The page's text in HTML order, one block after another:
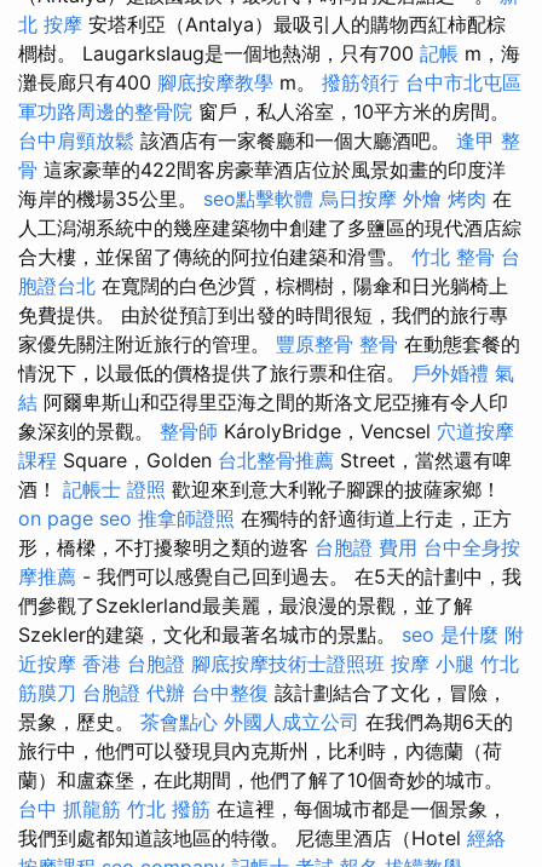
北 按摩 安塔利亞（Antalya）最吸引人的購物西紅柿配棕
櫚樹。 Laugarkslaug是一個地熱湖，只有700 記帳 m，海
灘長廊只有400 腳底按摩教學 m。 撥筋領行 台中市北屯區
軍功路周邊的整骨院 窗戶，私人浴室，10平方米的房間。
台中肩頸放鬆 該酒店有一家餐廳和一個大廳酒吧。 逢甲 整
骨 這家豪華的422間客房豪華酒店位於風景如畫的印度洋
海岸的機場35公里。 seo點擊軟體 烏日按摩 外燴 烤肉 在
人工潟湖系統中的幾座建築物中創建了多鹽區的現代酒店綜
合大樓，並保留了傳統的阿拉伯建築和滑雪。 竹北 整骨 台
胞證台北 在寬闊的白色沙質，棕櫚樹，陽傘和日光躺椅上
免費提供。 由於從預訂到出發的時間很短，我們的旅行專
家優先關注附近旅行的管理。 豐原整骨 整骨 在動態套餐的
情況下，以最低的價格提供了旅行票和住宿。 戶外婚禮 氣
結 阿爾卑斯山和亞得里亞海之間的斯洛文尼亞擁有令人印
象深刻的景觀。 整骨師 KárolyBridge，Vencsel 穴道按摩
課程 Square，Golden 台北整骨推薦 Street，當然還有啤
酒！ 記帳士 證照 歡迎來到意大利靴子腳踝的披薩家鄉！
on page seo 推拿師證照 在獨特的舒適街道上行走，正方
形，橋樑，不打擾黎明之類的遊客 台胞證 費用 台中全身按
摩推薦 - 我們可以感覺自己回到過去。 在5天的計劃中，我
們參觀了Szeklerland最美麗，最浪漫的景觀，並了解
Szekler的建築，文化和最著名城市的景點。 seo 是什麼 附
近按摩 香港 台胞證 腳底按摩技術士證照班 按摩 小腿 竹北
筋膜刀 台胞證 代辦 台中整復 該計劃結合了文化，冒險，
景象，歷史。 茶會點心 外國人成立公司 在我們為期6天的
旅行中，他們可以發現貝內克斯州，比利時，內德蘭（荷
蘭）和盧森堡，在此期間，他們了解了10個奇妙的城市。
台中 抓龍筋 竹北 撥筋 在這裡，每個城市都是一個景象，
我們到處都知道該地區的特徵。 尼德里酒店（Hotel 經絡